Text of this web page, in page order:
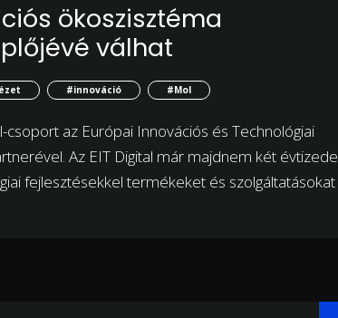
ökoszisztéma
válhat
#innováció #Mol
az Európai Innovációs és Technológiai
Az EIT Digital már majdnem két évtizede
fejlesztésekkel termékeket és szolgáltatásokat